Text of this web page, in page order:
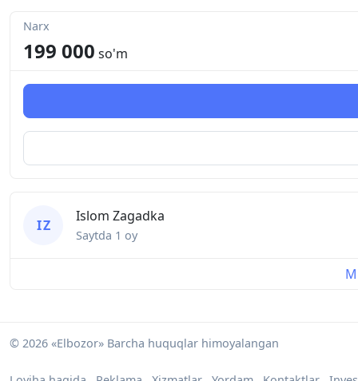
Narx
199 000 so'm
I Z
Islom Zagadka
Saytda 1 oy
© 2026 «Elbozor» Barcha huquqlar himoyalangan